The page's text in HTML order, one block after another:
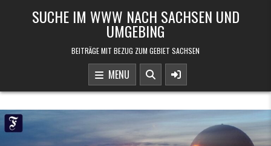
SUCHE IM WWW NACH SACHSEN UND
UMGEBING
BEITRÄGE MIT BEZUG ZUM GEBIET SACHSEN
MENU